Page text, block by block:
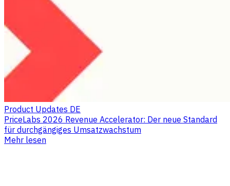
Product Updates DE
PriceLabs 2026 Revenue Accelerator: Der neue Standard
für durchgängiges Umsatzwachstum
Mehr lesen